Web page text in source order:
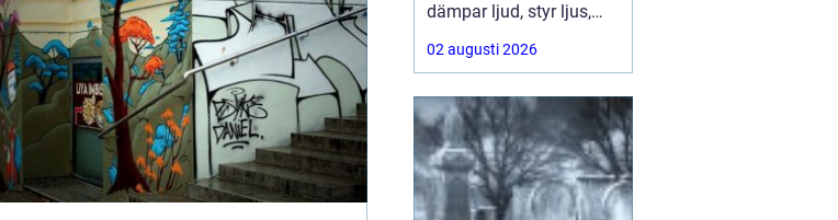
dämpar ljud, styr ljus,
ramar in utsikten och
sätter ton för hela
söker
02 augusti 2026